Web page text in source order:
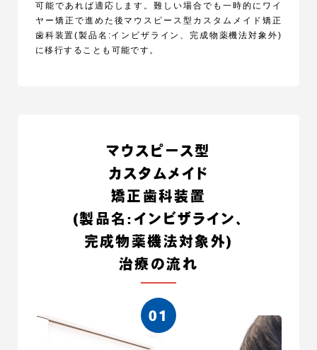
可能であれば適応します。難しい場合でも一時的にワイ
ヤー矯正で進めた後マウスピース型カスタムメイド矯正
歯科装置(製品名:インビザライン、完成物薬機法対象外)
に移行することも可能です。
マウスピース型
カスタムメイド
矯正歯科装置
(製品名:インビザライン、
完成物薬機法対象外)
治療の流れ